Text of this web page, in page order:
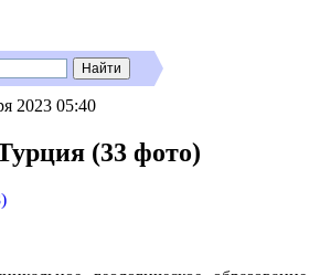
2023 05:40
(33 фото)